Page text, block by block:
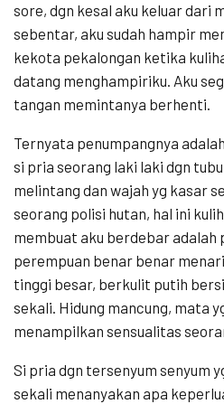
sore, dgn kesal aku keluar dari
sebentar, aku sudah hampir
kekota pekalongan ketika
datang menghampiriku. Aku
tangan memintanya berhenti.
Ternyata penumpangnya
si pria seorang laki laki dgn
melintang dan wajah yg kasar
seorang polisi hutan, hal ini
membuat aku berdebar adalah
perempuan benar benar
tinggi besar, berkulit putih
sekali. Hidung mancung, mata
menampilkan sensualitas
Si pria dgn tersenyum senyum
sekali menanyakan apa